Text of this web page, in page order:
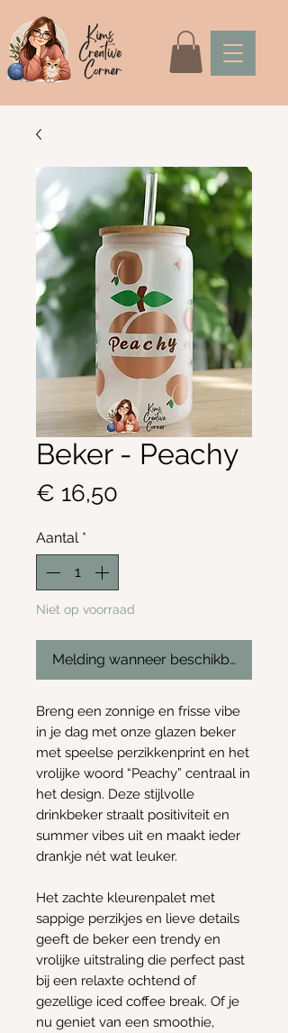
Beker - Peachy
€ 16,50
Aantal *
Niet op voorraad
Melding wanneer beschikbaar
Breng een zonnige en frisse vibe
in je dag met onze glazen beker
met speelse perzikkenprint en het
vrolijke woord “Peachy” centraal in
het design. Deze stijlvolle
drinkbeker straalt positiviteit en
summer vibes uit en maakt ieder
drankje nét wat leuker.
Het zachte kleurenpalet met
sappige perzikjes en lieve details
geeft de beker een trendy en
vrolijke uitstraling die perfect past
bij een relaxte ochtend of
gezellige iced coffee break. Of je
nu geniet van een smoothie,